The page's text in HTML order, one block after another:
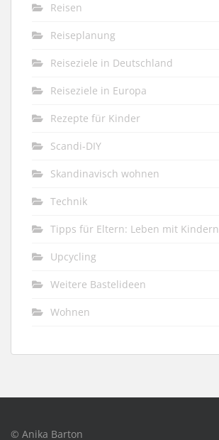
Reisen
Reiseplanung
Reiseziele in Deutschland
Reiseziele in Europa
Rezepte für Kinder
Scandi-DIY
Skandinavisch wohnen
Technik
Tipps für Eltern: Leben mit Kindern
Upcycling
Weitere Bastelideen
Wohnen
© Anika Barton